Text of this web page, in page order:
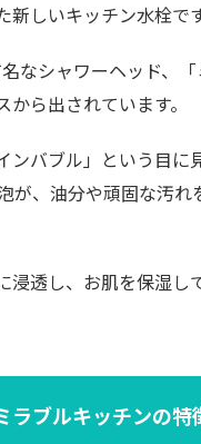
新しいキッチン水栓です
なシャワーヘッド、
ら出されています。
ンバブル」という目に
が、油分や頑固な汚れ
浸透し、お肌を保湿し
ラブルキッチンの特